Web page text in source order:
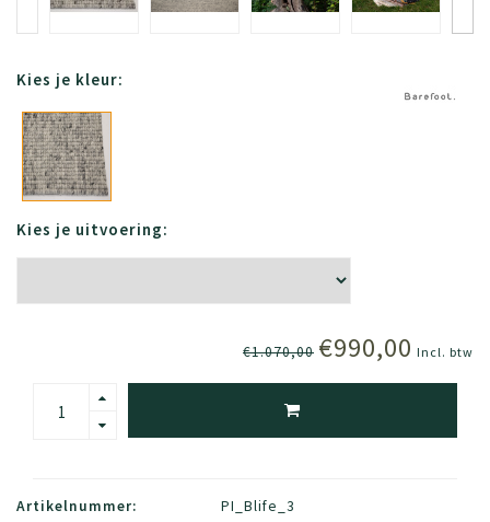
Kies je kleur:
Kies je uitvoering:
€1.070,00 €990,00 Incl. btw
Artikelnummer:
PI_Blife_3